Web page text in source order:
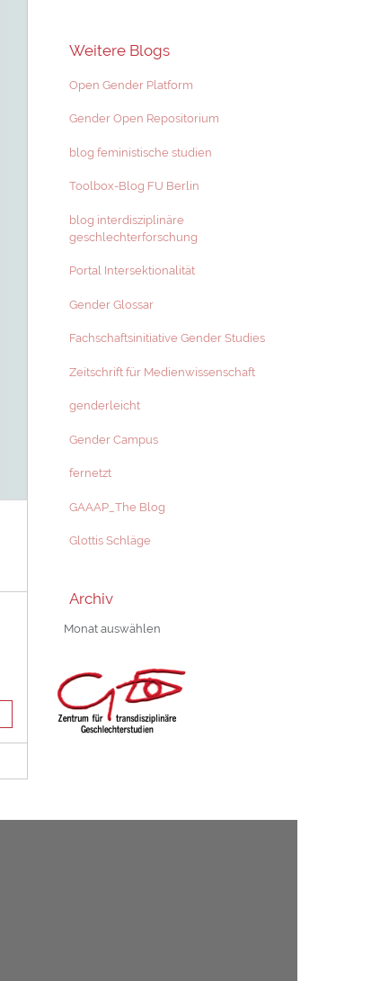
Weitere Blogs
Open Gender Platform
Gender Open Repositorium
blog feministische studien
Toolbox-Blog FU Berlin
blog interdisziplinäre
geschlechterforschung
Portal Intersektionalität
Gender Glossar
Fachschaftsinitiative Gender Studies
Zeitschrift für Medienwissenschaft
genderleicht
Gender Campus
fernetzt
GAAAP_The Blog
Glottis Schläge
Archiv
Archiv